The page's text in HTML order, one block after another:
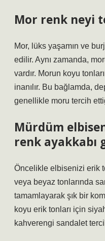
Mor renk neyi
Mor, lüks yaşamın ve
edilir. Aynı zamanda,
vardır. Morun koyu
inanılır. Bu bağlamda,
genellikle moru tercih
Mürdüm
renk ayakkabı
Öncelikle elbisenizi erik
veya beyaz tonlarında
tamamlayarak şık bir
koyu erik tonları için
kahverengi sandalet